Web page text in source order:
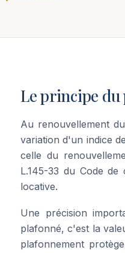
Le principe du
Au renouvellement
variation d'un indice
celle du
L.145-33 du Code
locative.
Une précision
plafonné, c'est la
plafonnement